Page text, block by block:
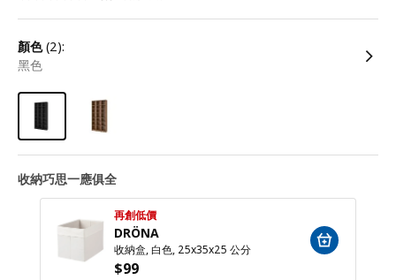
顏色(2):
黑色
收納巧思一應俱全
再創低價
DRÖNA
收納盒, 白色, 25x35x25 公分
$99